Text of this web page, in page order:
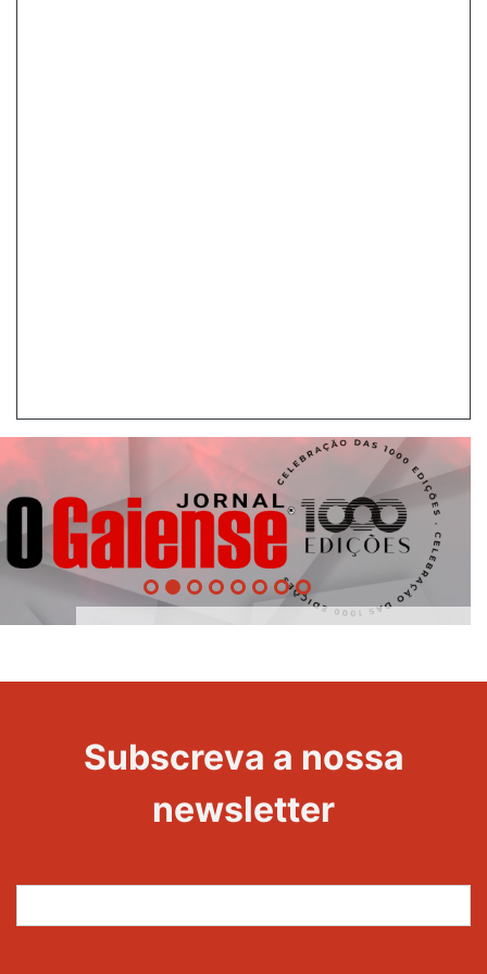
Evento
Subscreva a nossa
newsletter